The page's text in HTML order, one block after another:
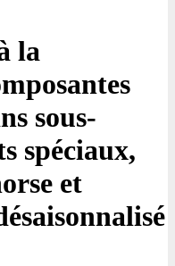
la
sous-
spéciaux,
et